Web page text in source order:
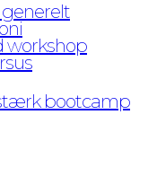
workshop
bootcamp